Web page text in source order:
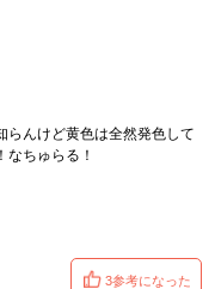
らんけど黄色は全然発色して
ちゅらる！
3参考になった